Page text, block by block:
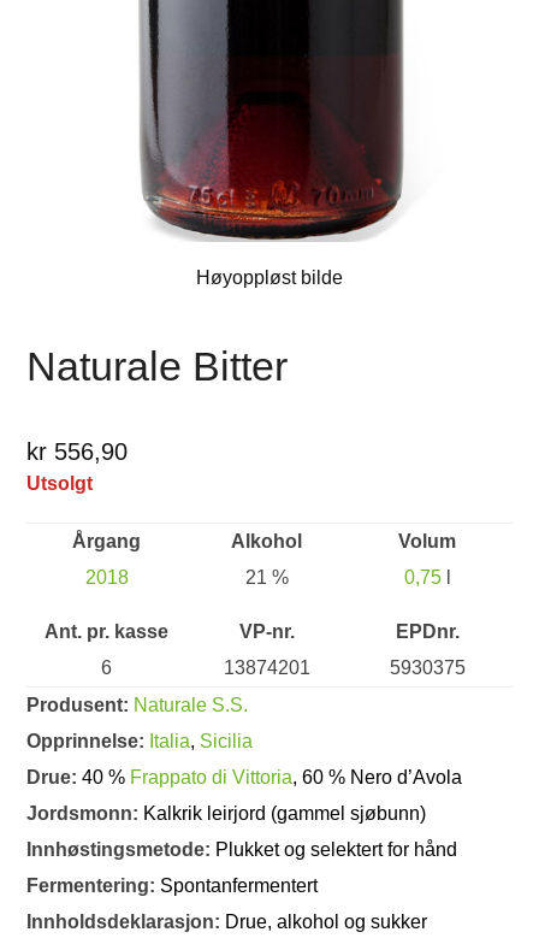
Høyoppløst bilde
Naturale Bitter
kr 556,90
Utsolgt
Årgang
2018
Alkohol
21 %
Volum
0,75l
Ant. pr. kasse
6
VP-nr.
13874201
EPDnr.
5930375
Produsent: Naturale S.S.
Opprinnelse: Italia, Sicilia
Drue:40 % Frappato di Vittoria, 60 % Nero d’Avola
Jordsmonn: Kalkrik leirjord (gammel sjøbunn)
Innhøstingsmetode: Plukket og selektert for hånd
Fermentering: Spontanfermentert
Innholdsdeklarasjon: Drue, alkohol og sukker